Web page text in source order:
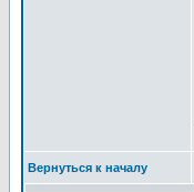
Вернуться к началу